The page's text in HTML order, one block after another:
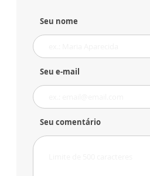
Seu nome
Seu e-mail
Seu comentário